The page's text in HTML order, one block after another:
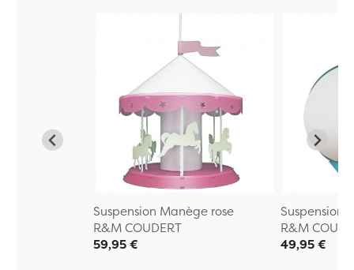
Suspension Manège rose
R&M COUDERT
59,95 €
Suspension
R&M
49,95 €